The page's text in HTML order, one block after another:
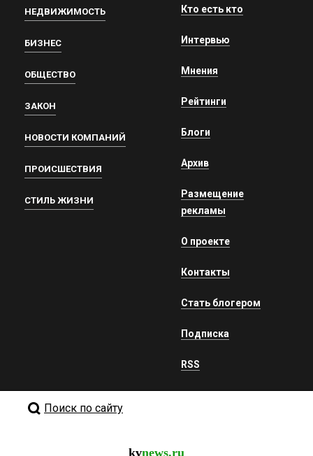
НЕДВИЖИМОСТЬ
БИЗНЕС
ОБЩЕСТВО
ЗАКОН
НОВОСТИ КОМПАНИЙ
ПРОИСШЕСТВИЯ
СТИЛЬ ЖИЗНИ
Кто есть кто
Интервью
Мнения
Рейтинги
Блоги
Архив
Размещение
рекламы
О проекте
Контакты
Стать блогером
Подписка
RSS
Поиск по сайту
kvnews.ru